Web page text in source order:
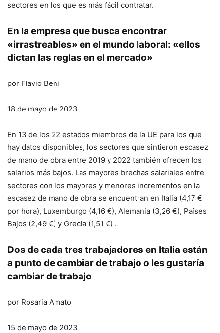
sectores en los que es más fácil contratar.
En la empresa que busca encontrar
«irrastreables» en el mundo laboral: «ellos
dictan las reglas en el mercado»
por Flavio Beni
18 de mayo de 2023
En 13 de los 22 estados miembros de la UE para los que
hay datos disponibles, los sectores que sintieron escasez
de mano de obra entre 2019 y 2022 también ofrecen los
salarios más bajos. Las mayores brechas salariales entre
sectores con los mayores y menores incrementos en la
escasez de mano de obra se encuentran en Italia (4,17 €
por hora), Luxemburgo (4,16 €), Alemania (3,26 €), Países
Bajos (2,49 €) y Grecia (1,51 €) .
Dos de cada tres trabajadores en Italia están
a punto de cambiar de trabajo o les gustaría
cambiar de trabajo
por Rosaria Amato
15 de mayo de 2023